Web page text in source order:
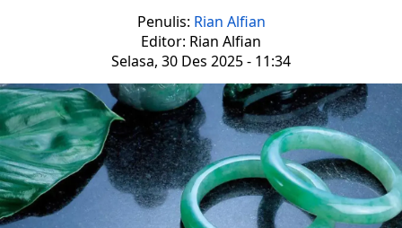
Penulis: Rian Alfian
Editor: Rian Alfian
Selasa, 30 Des 2025 - 11:34